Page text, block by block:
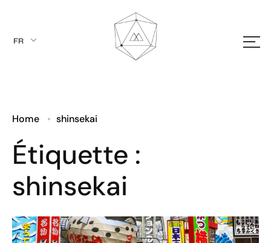
FR
EN
Home shinsekai
Étiquette :
shinsekai